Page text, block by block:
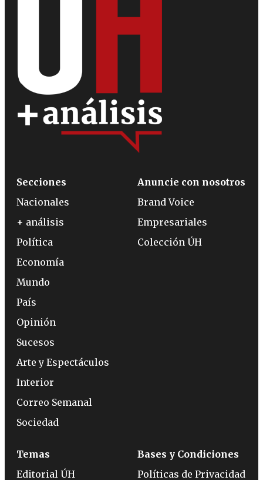
Secciones
Nacionales
+ análisis
Política
Economía
Mundo
País
Opinión
Sucesos
Arte y Espectáculos
Interior
Correo Semanal
Sociedad
Anuncie con nosotros
Brand Voice
Empresariales
Colección ÚH
Temas
Editorial ÚH
Bases y Condiciones
Políticas de Privacidad